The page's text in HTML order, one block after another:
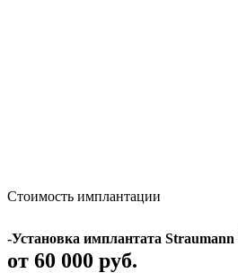
Стоимость имплантации
-Установка имплантата Straumann
от 60 000 руб.